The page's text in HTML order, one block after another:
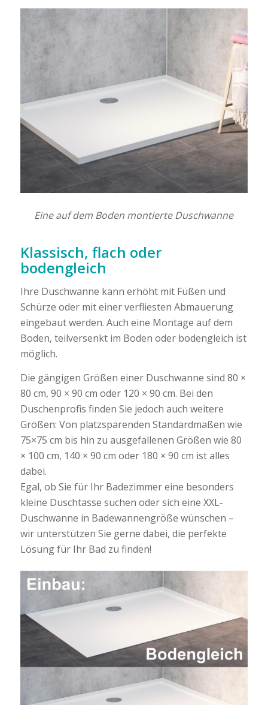
Eine auf dem Boden montierte Duschwanne
Klassisch, flach oder
bodengleich
Ihre Duschwanne kann erhöht mit Füßen und
Schürze oder mit einer verfliesten Abmauerung
eingebaut werden. Auch eine Montage auf dem
Boden, teilversenkt im Boden oder bodengleich ist
möglich.
Die gängigen Größen einer Duschwanne sind 80 ×
80 cm, 90 × 90 cm oder 120 × 90 cm. Bei den
Duschenprofis finden Sie jedoch auch weitere
Größen: Von platzsparenden Standardmaßen wie
75×75 cm bis hin zu ausgefallenen Größen wie 80
× 100 cm, 140 × 90 cm oder 180 × 90 cm ist alles
dabei.
Egal, ob Sie für Ihr Badezimmer eine besonders
kleine Duschtasse suchen oder sich eine XXL-
Duschwanne in Badewannengröße wünschen –
wir unterstützen Sie gerne dabei, die perfekte
Lösung für Ihr Bad zu finden!